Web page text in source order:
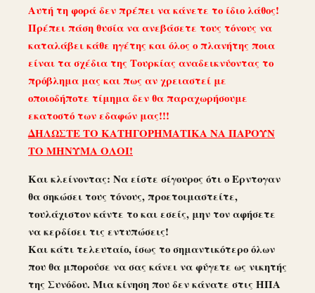
Αυτή τη φορά δεν πρέπει να κάνετε το ίδιο λάθος!
Πρέπει πάση θυσία να ανεβάσετε τους τόνους να
καταλάβει κάθε ηγέτης και όλος ο πλανήτης ποια
είναι τα σχέδια της Τουρκίας αναδεικνύοντας το
πρόβλημα μας και πως αν χρειαστεί με
οποιοδήποτε τίμημα δεν θα παραχωρήσουμε
εκατοστό των εδαφών μας!!!
ΔΗΛΩΣΤΕ ΤΟ ΚΑΤΗΓΟΡΗΜΑΤΙΚΑ ΝΑ ΠΑΡΟΥΝ
ΤΟ ΜΗΝΥΜΑ ΟΛΟΙ!
Και κλείνοντας: Να είστε σίγουρος ότι ο Ερντογαν
θα σηκώσει τους τόνους, προετοιμαστείτε,
τουλάχιστον κάντε το και εσείς, μην τον αφήσετε
να κερδίσει τις εντυπώσεις!
Και κάτι τελευταίο, ίσως το σημαντικότερο όλων
που θα μπορούσε να σας κάνει να φύγετε ως νικητής
της Συνόδου. Μια κίνηση που δεν κάνατε στις ΗΠΑ